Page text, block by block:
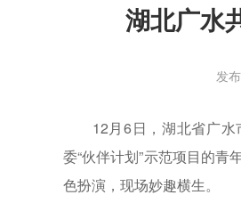
2026年“创青春”湖北青年创新创业大赛乡
2026年“湖北工匠杯”技能大赛——全省青年
2026年湖北省大学生志愿服务西部计划志
全省中学团组织书记培训班举办 [2026-07-
湖北广水
发
12月6日，湖北省广水市
委“伙伴计划”示范项目的
色扮演，现场妙趣横生。